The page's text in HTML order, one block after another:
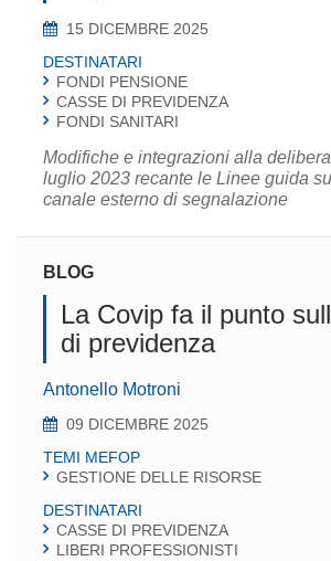
15 DICEMBRE 2025
DESTINATARI
FONDI PENSIONE
CASSE DI PREVIDENZA
FONDI SANITARI
Modifiche e integrazioni alla
luglio 2023 recante le Linee guida
canale esterno di segnalazione
BLOG
La Covip fa il punto
di previdenza
Antonello Motroni
09 DICEMBRE 2025
TEMI MEFOP
GESTIONE DELLE RISORSE
DESTINATARI
CASSE DI PREVIDENZA
LIBERI PROFESSIONISTI